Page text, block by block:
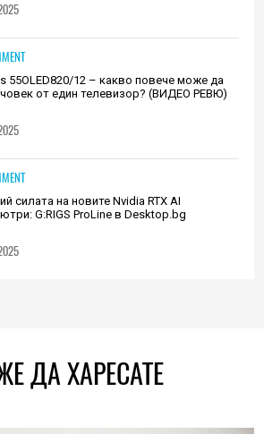
55OLED820/12 – какво повече може да
от един телевизор? (ВИДЕО РЕВЮ)
силата на новите Nvidia RTX AI
G:RIGS ProLine в Desktop.bg
ДА ХАРЕСАТЕ